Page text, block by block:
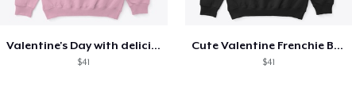
Valentine's Day with delicious food
$41
Cute Valentine Frenchie Bulldog
$41